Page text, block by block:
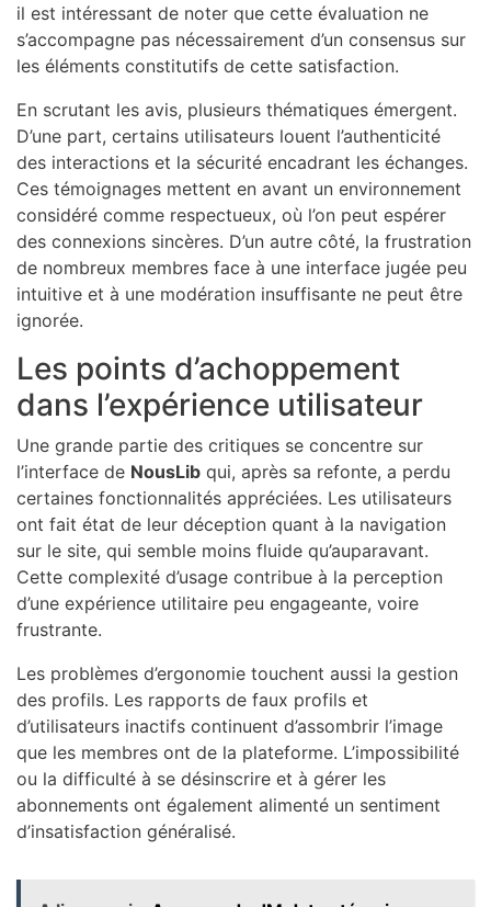
il est intéressant de noter que cette évaluation ne
s’accompagne pas nécessairement d’un consensus sur
les éléments constitutifs de cette satisfaction.
En scrutant les avis, plusieurs thématiques émergent.
D’une part, certains utilisateurs louent l’authenticité
des interactions et la sécurité encadrant les échanges.
Ces témoignages mettent en avant un environnement
considéré comme respectueux, où l’on peut espérer
des connexions sincères. D’un autre côté, la frustration
de nombreux membres face à une interface jugée peu
intuitive et à une modération insuffisante ne peut être
ignorée.
Les points d’achoppement
dans l’expérience utilisateur
Une grande partie des critiques se concentre sur
l’interface de NousLib qui, après sa refonte, a perdu
certaines fonctionnalités appréciées. Les utilisateurs
ont fait état de leur déception quant à la navigation
sur le site, qui semble moins fluide qu’auparavant.
Cette complexité d’usage contribue à la perception
d’une expérience utilitaire peu engageante, voire
frustrante.
Les problèmes d’ergonomie touchent aussi la gestion
des profils. Les rapports de faux profils et
d’utilisateurs inactifs continuent d’assombrir l’image
que les membres ont de la plateforme. L’impossibilité
ou la difficulté à se désinscrire et à gérer les
abonnements ont également alimenté un sentiment
d’insatisfaction généralisé.